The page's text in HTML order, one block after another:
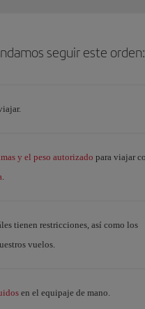
seguir este orden:
y el peso autorizado para viajar
.
tienen restricciones, así como los
vuelos.
en el equipaje de mano.